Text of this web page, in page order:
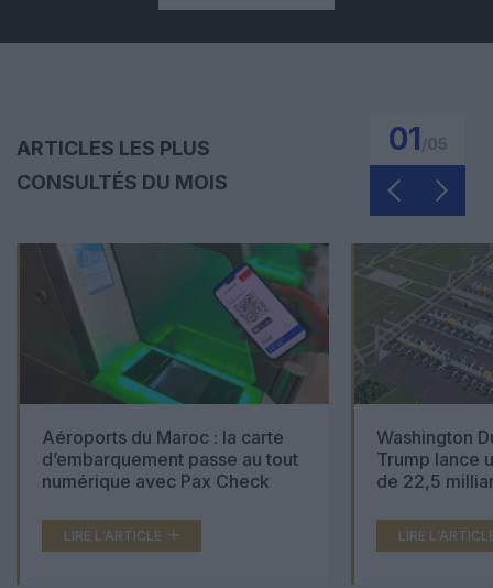
ARTICLES LES PLUS
CONSULTÉS DU MOIS
01
Aéroports du Maroc : la carte
d’embarquement passe au tout
numérique avec Pax Check
LIRE L'ARTICLE
Washington
Trump lance
de 22,5
LIRE